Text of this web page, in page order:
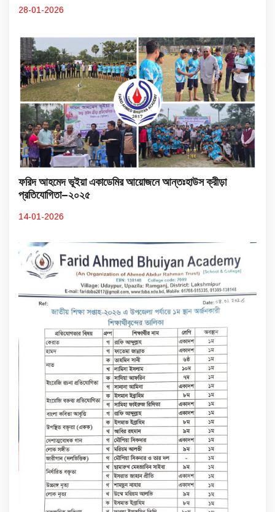
28-01-2026
ফরিদ আহমেদ ভূইয়া একাডেমির আয়োজনে আন্তঃহাউস ক্রীড়া
প্রতিযোগিতা–২০২৫
14-01-2026